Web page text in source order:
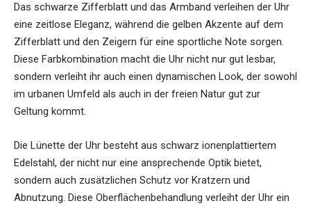
Das schwarze Zifferblatt und das Armband verleihen der Uhr
eine zeitlose Eleganz, während die gelben Akzente auf dem
Zifferblatt und den Zeigern für eine sportliche Note sorgen.
Diese Farbkombination macht die Uhr nicht nur gut lesbar,
sondern verleiht ihr auch einen dynamischen Look, der sowohl
im urbanen Umfeld als auch in der freien Natur gut zur
Geltung kommt.
Die Lünette der Uhr besteht aus schwarz ionenplattiertem
Edelstahl, der nicht nur eine ansprechende Optik bietet,
sondern auch zusätzlichen Schutz vor Kratzern und
Abnutzung. Diese Oberflächenbehandlung verleiht der Uhr ein